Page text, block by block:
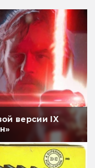
версии IX